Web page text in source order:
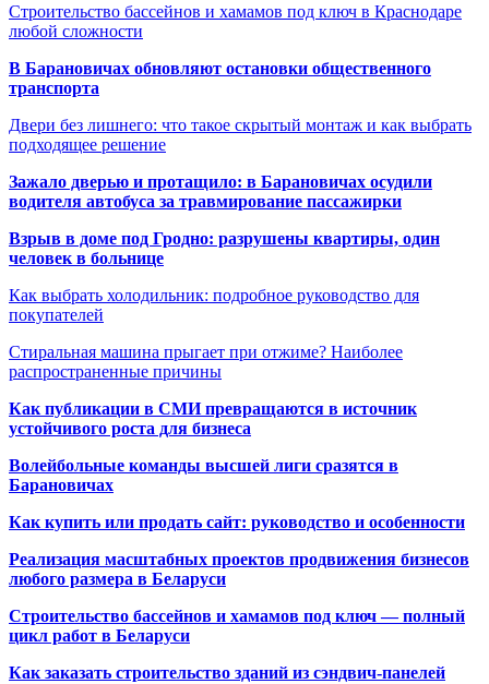
Строительство бассейнов и хамамов под ключ в Краснодаре
любой сложности
В Барановичах обновляют остановки общественного
транспорта
Двери без лишнего: что такое скрытый монтаж и как выбрать
подходящее решение
Зажало дверью и протащило: в Барановичах осудили
водителя автобуса за травмирование пассажирки
Взрыв в доме под Гродно: разрушены квартиры, один
человек в больнице
Как выбрать холодильник: подробное руководство для
покупателей
Стиральная машина прыгает при отжиме? Наиболее
распространенные причины
Как публикации в СМИ превращаются в источник
устойчивого роста для бизнеса
Волейбольные команды высшей лиги сразятся в
Барановичах
Как купить или продать сайт: руководство и особенности
Реализация масштабных проектов продвижения бизнесов
любого размера в Беларуси
Строительство бассейнов и хамамов под ключ — полный
цикл работ в Беларуси
Как заказать строительство зданий из сэндвич-панелей